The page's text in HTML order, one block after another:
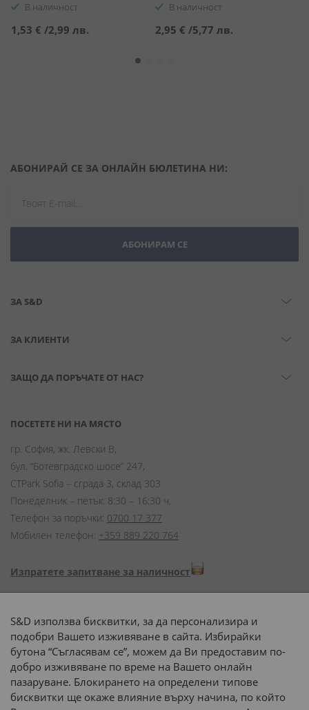
В наличност
1,53 € /2,99 лв.
В наличност
2,95 € /5,77 лв.
АБОНИРАЙ СЕ ЗА ОНЛАЙН БЮЛЕТИНА НИ:
АБОНИРАМ СЕ
ЗА S&D
ЗА КЛИЕНТИ
ЗАЩО ДА ПОРЪЧАТЕ ОТ НАС?
ПОСЕТЕТЕ НИ НА МЯСТО
гр. София, жк. Левски В,
бул. “Ботевградско шосе” 247,
CTPark Sofia – сграда 3, склад 303
Понеделник – петък: 8:30 – 16:30 ч.
Телефон за поръчки: 0700 17 377
Мобилен телефон: +359 889 220 764
Изпратете запитване за наличност
Начини на плащане:
Доставка до адрес с:
S&D използва бисквитки, за да персонализира и
подобри Вашето изживяване в сайта. Избирайки
бутона “Съгласявам се”, можем да Ви предоставим по-
добро изживяване по време на Вашето онлайн
пазаруване. Блокирането на определени типове
бисквитки ще окаже влияние върху начина, по който